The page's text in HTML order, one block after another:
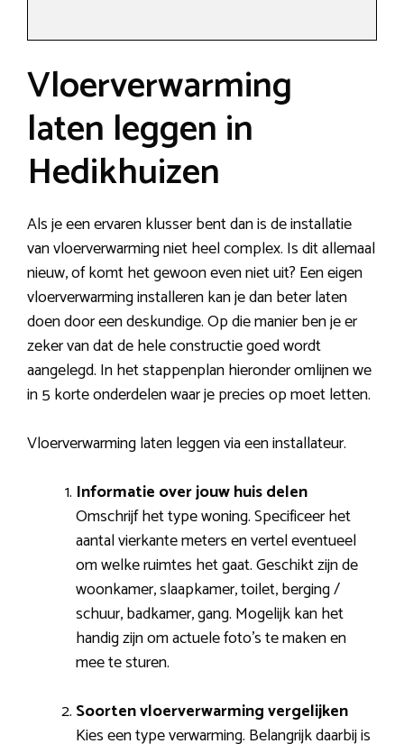
Vloerverwarming
laten leggen in
Hedikhuizen
Als je een ervaren klusser bent dan is de installatie
van vloerverwarming niet heel complex. Is dit allemaal
nieuw, of komt het gewoon even niet uit? Een eigen
vloerverwarming installeren kan je dan beter laten
doen door een deskundige. Op die manier ben je er
zeker van dat de hele constructie goed wordt
aangelegd. In het stappenplan hieronder omlijnen we
in 5 korte onderdelen waar je precies op moet letten.
Vloerverwarming laten leggen via een installateur.
Informatie over jouw huis delen
Omschrijf het type woning. Specificeer het
aantal vierkante meters en vertel eventueel
om welke ruimtes het gaat. Geschikt zijn de
woonkamer, slaapkamer, toilet, berging /
schuur, badkamer, gang. Mogelijk kan het
handig zijn om actuele foto’s te maken en
mee te sturen.
Soorten vloerverwarming vergelijken
Kies een type verwarming. Belangrijk daarbij is